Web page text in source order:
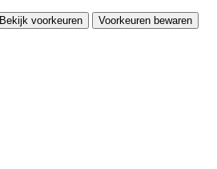
Bekijk voorkeuren Voorkeuren bewaren